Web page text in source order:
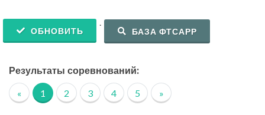
ОБНОВИТЬ
.
БАЗА ФТСАРР
Результаты соревнований:
« 1 2 3 4 5 »